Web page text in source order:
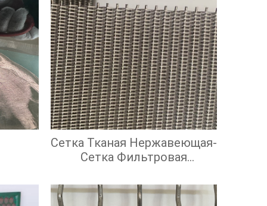
Сетка Тканая Нержавеющая-
Сетка Фильтровая